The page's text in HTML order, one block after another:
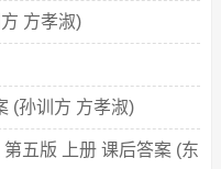
方孝淑)
(孙训方 方孝淑)
五版 上册 课后答案 (东